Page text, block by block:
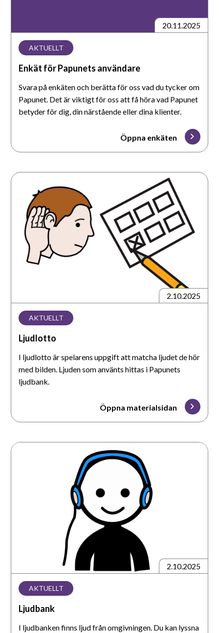
In English
20.11.2025
AKTUELLT
Enkät för Papunets användare
Svara på enkäten och berätta för oss vad du tycker om
Papunet. Det är viktigt för oss att få höra vad Papunet
betyder för dig, din närstående eller dina klienter.
Öppna enkäten
Ljudlotto
2.10.2025
AKTUELLT
Ljudlotto
I ljudlotto är spelarens uppgift att matcha ljudet de hör
med bilden. Ljuden som använts hittas i Papunets
ljudbank.
Öppna materialsidan
Ljudbank
2.10.2025
AKTUELLT
Ljudbank
I ljudbanken finns ljud från omgivningen. Du kan lyssna